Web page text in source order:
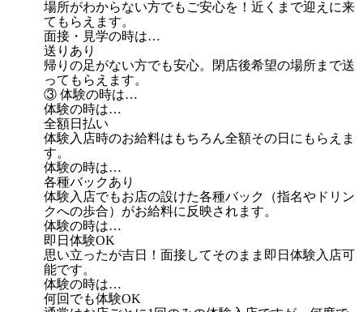
場所がわからない方でもご安心を！近くまで迎えに来
てもらえます。
面接・見学の時は…
送りあり
帰りの足がない方でも安心。閉店後希望の場所まで送
ってもらえます。
③ 体験の時は…
体験の時は…
全額日払い
体験入店時のお給料はもちろん全額その日にもらえま
す。
体験の時は…
各種バックあり
体験入店でもお店の設けた各種バック（指名やドリン
クへの歩合）がお給料に反映されます。
体験の時は…
即日体験OK
思い立ったが吉日！面接してそのまま即日体験入店可
能です。
体験の時は…
何回でも体験OK